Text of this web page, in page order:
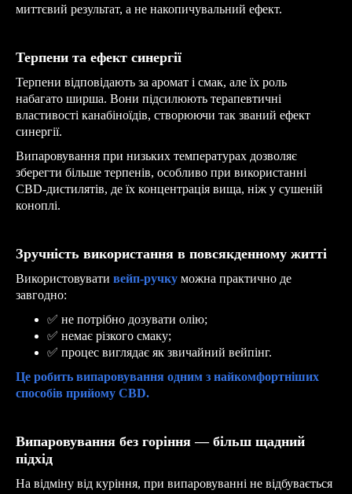
миттєвий результат, а не накопичувальний ефект.
Терпени та ефект синергії
Терпени відповідають за аромат і смак, але їх роль
набагато ширша. Вони підсилюють терапевтичні
властивості канабіноїдів, створюючи так званий ефект
синергії.
Випаровування при низьких температурах дозволяє
зберегти більше терпенів, особливо при використанні
CBD-дистилятів, де їх концентрація вища, ніж у сушеній
коноплі.
Зручність використання в повсякденному житті
Використовувати вейп-ручку можна практично де
завгодно:
✅ не потрібно дозувати олію;
✅ немає різкого смаку;
✅ процес виглядає як звичайний вейпінг.
Це робить випаровування одним з найкомфортніших
способів прийому CBD.
Випаровування без горіння — більш щадний
підхід
На відміну від куріння, при випаровуванні не відбувається